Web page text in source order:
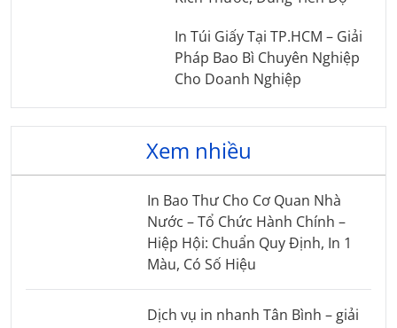
In Túi Giấy Tại TP.HCM – Giải
Pháp Bao Bì Chuyên Nghiệp
Cho Doanh Nghiệp
Xem nhiều
In Bao Thư Cho Cơ Quan Nhà
Nước – Tổ Chức Hành Chính –
Hiệp Hội: Chuẩn Quy Định, In 1
Màu, Có Số Hiệu
Dịch vụ in nhanh Tân Bình – giải